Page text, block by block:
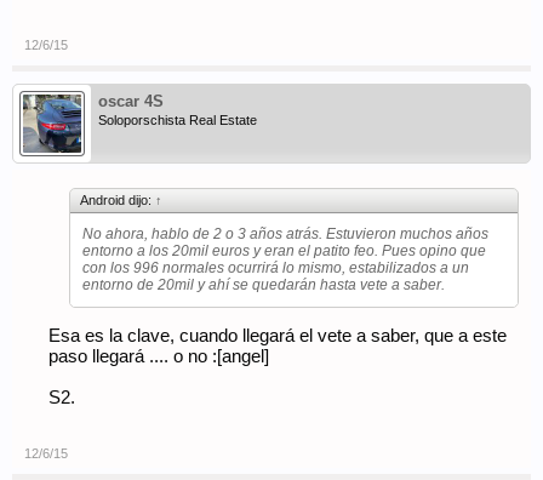
12/6/15
oscar 4S
Soloporschista Real Estate
Android dijo: ↑
No ahora, hablo de 2 o 3 años atrás. Estuvieron muchos años
entorno a los 20mil euros y eran el patito feo. Pues opino que
con los 996 normales ocurrirá lo mismo, estabilizados a un
entorno de 20mil y ahí se quedarán hasta vete a saber.
Esa es la clave, cuando llegará el vete a saber, que a este
paso llegará .... o no :[angel]
S2.
12/6/15